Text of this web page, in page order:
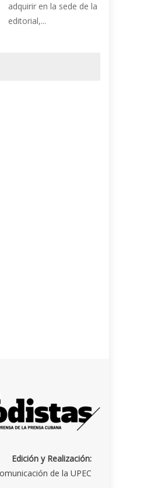
adquirir en la sede de la
editorial,...
Edición y Realización:
de la UPEC